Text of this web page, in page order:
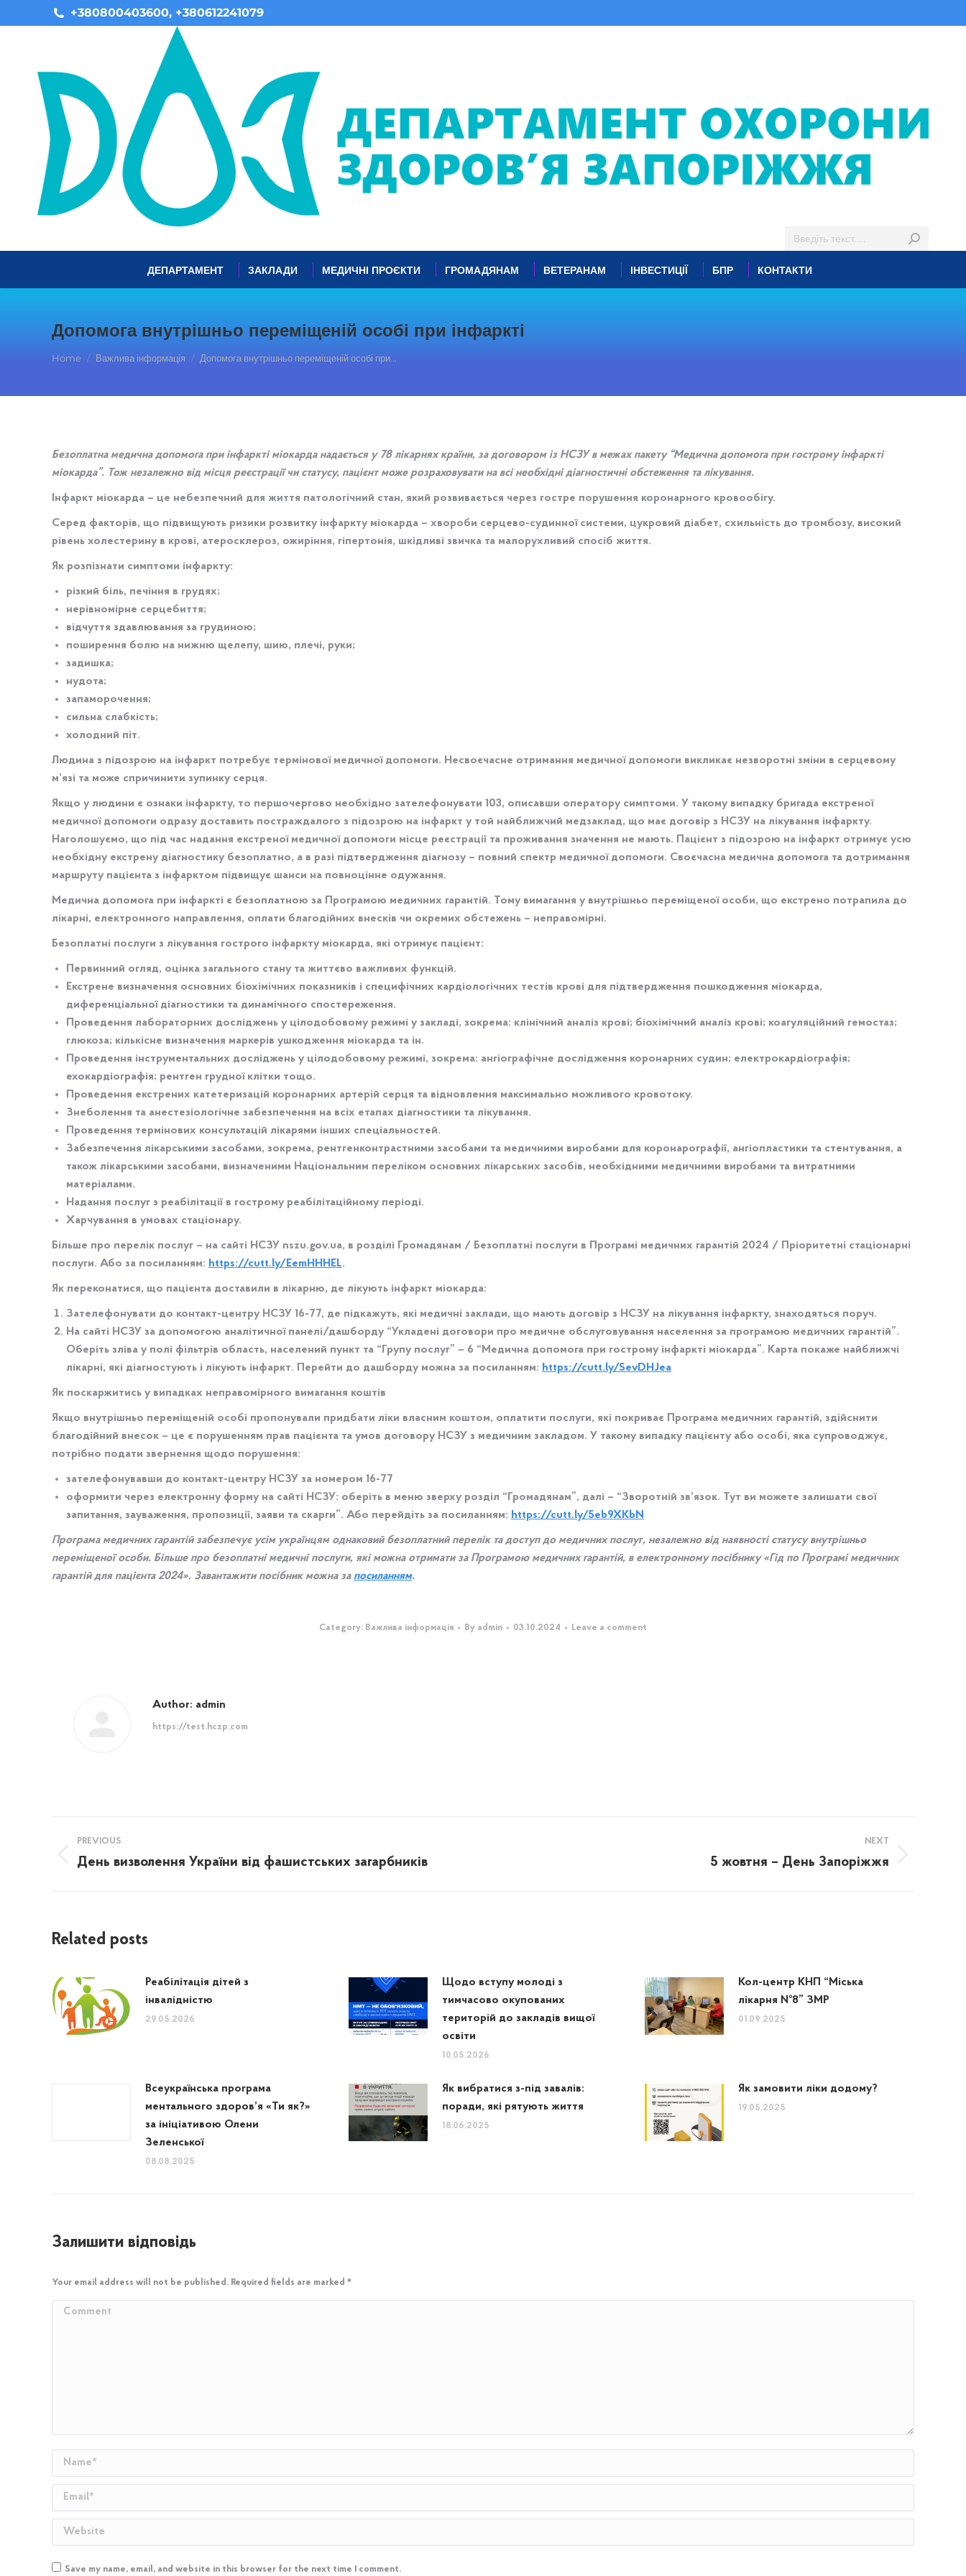
+380800403600, +380612241079
ДЕПАРТАМЕНТ ЗАКЛАДИ МЕДИЧНІ ПРОЄКТИ ГРОМАДЯНАМ ВЕТЕРАНАМ ІНВЕСТИЦІЇ БПР КОНТАКТИ
Допомога внутрішньо переміщеній особі при інфаркті
You are here:
Home Важлива інформація Допомога внутрішньо переміщеній особі при…
Безоплатна медична допомога при інфаркті міокарда надається у 78 лікарнях країни, за договором із НСЗУ в межах пакету “Медична допомога при гострому інфаркті
міокарда”. Тож незалежно від місця реєстрації чи статусу, пацієнт може розраховувати на всі необхідні діагностичні обстеження та лікування.
Інфаркт міокарда – це небезпечний для життя патологічний стан, який розвивається через гостре порушення коронарного кровообігу.
Серед факторів, що підвищують ризики розвитку інфаркту міокарда – хвороби серцево-судинної системи, цукровий діабет, схильність до тромбозу, високий
рівень холестерину в крові, атеросклероз, ожиріння, гіпертонія, шкідливі звичка та малорухливий спосіб життя.
Як розпізнати симптоми інфаркту:
різкий біль, печіння в грудях;
нерівномірне серцебиття;
відчуття здавлювання за грудиною;
поширення болю на нижню щелепу, шию, плечі, руки;
задишка;
нудота;
запаморочення;
сильна слабкість;
холодний піт.
Людина з підозрою на інфаркт потребує термінової медичної допомоги. Несвоєчасне отримання медичної допомоги викликає незворотні зміни в серцевому
м’язі та може спричинити зупинку серця.
Якщо у людини є ознаки інфаркту, то першочергово необхідно зателефонувати 103, описавши оператору симптоми. У такому випадку бригада екстреної
медичної допомоги одразу доставить постраждалого з підозрою на інфаркт у той найближчий медзаклад, що має договір з НСЗУ на лікування інфаркту.
Наголошуємо, що під час надання екстреної медичної допомоги місце реєстрації та проживання значення не мають. Пацієнт з підозрою на інфаркт отримує усю
необхідну екстрену діагностику безоплатно, а в разі підтвердження діагнозу – повний спектр медичної допомоги. Своєчасна медична допомога та дотримання
маршруту пацієнта з інфарктом підвищує шанси на повноцінне одужання.
Медична допомога при інфаркті є безоплатною за Програмою медичних гарантій. Тому вимагання у внутрішньо переміщеної особи, що екстрено потрапила до
лікарні, електронного направлення, оплати благодійних внесків чи окремих обстежень – неправомірні.
Безоплатні послуги з лікування гострого інфаркту міокарда, які отримує пацієнт:
Первинний огляд, оцінка загального стану та життєво важливих функцій.
Екстрене визначення основних біохімічних показників і специфічних кардіологічних тестів крові для підтвердження пошкодження міокарда,
диференціальної діагностики та динамічного спостереження.
Проведення лабораторних досліджень у цілодобовому режимі у закладі, зокрема: клінічний аналіз крові; біохімічний аналіз крові; коагуляційний гемостаз;
глюкоза; кількісне визначення маркерів ушкодження міокарда та ін.
Проведення інструментальних досліджень у цілодобовому режимі, зокрема: ангіографічне дослідження коронарних судин; електрокардіографія;
ехокардіографія; рентген грудної клітки тощо.
Проведення екстрених катетеризацій коронарних артерій серця та відновлення максимально можливого кровотоку.
Знеболення та анестезіологічне забезпечення на всіх етапах діагностики та лікування.
Проведення термінових консультацій лікарями інших спеціальностей.
Забезпечення лікарськими засобами, зокрема, рентгенконтрастними засобами та медичними виробами для коронарографії, ангіопластики та стентування, а
також лікарськими засобами, визначеними Національним переліком основних лікарських засобів, необхідними медичними виробами та витратними
матеріалами.
Надання послуг з реабілітації в гострому реабілітаційному періоді.
Харчування в умовах стаціонару.
Більше про перелік послуг – на сайті НСЗУ nszu.gov.ua, в розділі Громадянам / Безоплатні послуги в Програмі медичних гарантій 2024 / Пріоритетні стаціонарні
послуги. Або за посиланням: https://cutt.ly/EemHHHEL.
Як переконатися, що пацієнта доставили в лікарню, де лікують інфаркт міокарда:
Зателефонувати до контакт-центру НСЗУ 16-77, де підкажуть, які медичні заклади, що мають договір з НСЗУ на лікування інфаркту, знаходяться поруч.
На сайті НСЗУ за допомогою аналітичної панелі/дашборду “Укладені договори про медичне обслуговування населення за програмою медичних гарантій”.
Оберіть зліва у полі фільтрів область, населений пункт та “Групу послуг” – 6 “Медична допомога при гострому інфаркті міокарда”. Карта покаже найближчі
лікарні, які діагностують і лікують інфаркт. Перейти до дашборду можна за посиланням: https://cutt.ly/SevDHJea
Як поскаржитись у випадках неправомірного вимагання коштів
Якщо внутрішньо переміщеній особі пропонували придбати ліки власним коштом, оплатити послуги, які покриває Програма медичних гарантій, здійснити
благодійний внесок – це є порушенням прав пацієнта та умов договору НСЗУ з медичним закладом. У такому випадку пацієнту або особі, яка супроводжує,
потрібно подати звернення щодо порушення:
зателефонувавши до контакт-центру НСЗУ за номером 16-77
оформити через електронну форму на сайті НСЗУ: оберіть в меню зверху розділ “Громадянам”, далі – “Зворотній зв’язок. Тут ви можете залишати свої
запитання, зауваження, пропозиції, заяви та скарги”. Або перейдіть за посиланням: https://cutt.ly/5eb9XKbN
Програма медичних гарантій забезпечує усім українцям однаковий безоплатний перелік та доступ до медичних послуг, незалежно від наявності статусу внутрішньо
переміщеної особи. Більше про безоплатні медичні послуги, які можна отримати за Програмою медичних гарантій, в електронному посібнику «Гід по Програмі медичних
гарантій для пацієнта 2024». Завантажити посібник можна за посиланням.
Category: Важлива інформація By admin 03.10.2024 Leave a comment
Author: admin
https://test.hczp.com
Post
navigation
PREVIOUS
Previous
День визволення України від фашистських загарбників
NEXT
5 жовтня – День Запоріжжя
Related posts
Реабілітація дітей з
інвалідністю
29.05.2026
Щодо вступу молоді з
тимчасово окупованих
територій до закладів вищої
освіти
10.05.2026
Кол-центр КНП “Міська
лікарня №8” ЗМР
01.09.2025
Всеукраїнська програма
ментального здоров’я «Ти як?»
за ініціативою Олени
Зеленської
08.08.2025
Як вибратися з-під завалів:
поради, які рятують життя
18.06.2025
Як замовити ліки додому?
19.05.2025
Залишити відповідь
Your email address will not be published. Required fields are marked *
Comment
Name *
Email *
Website
Save my name, email, and website in this browser for the next time I comment.